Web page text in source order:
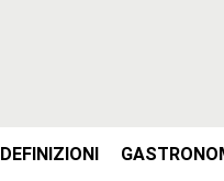
DEFINIZIONI